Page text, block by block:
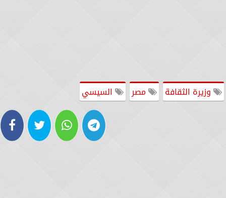
وزيرة الثقافة مصر السيسي